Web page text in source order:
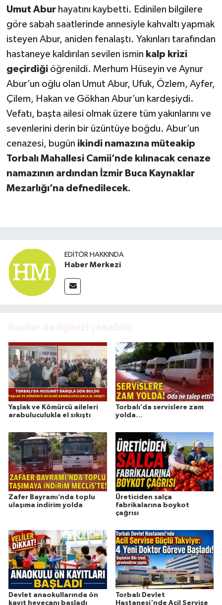
Umut Aburhayatını kaybetti. Edinilen bilgilere
göre sabah saatlerinde annesiyle kahvaltı yapmak
isteyen Abur, aniden fenalaştı. Yakınları tarafından
hastaneye kaldırılan sevilen ismin kalp krizi
geçirdiğiöğrenildi. Merhum Hüseyin ve Aynur
Abur’un oğlu olan Umut Abur, Ufuk, Özlem, Ayfer,
Çilem, Hakan ve Gökhan Abur’un kardeşiydi.
Vefatı, başta ailesi olmak üzere tüm yakınlarını ve
sevenlerini derin bir üzüntüye boğdu. Abur’un
cenazesi, bugün ikindi namazına müteakip
Torbalı Mahallesi Camii’nde kılınacak cenaze
namazının ardından İzmir Buca Kaynaklar
Mezarlığı’na defnedilecek.
EDITÖR HAKKINDA
Haber Merkezi
Yaşlak ve Kömürcü aileleri
arabuluculukla el sıkıştı
Torbalı’da servislere zam
yolda…
Zafer Bayramı’nda toplu
ulaşıma indirim yolda
Üreticiden salça
fabrikalarına boykot
çağrısı
Devlet anaokullarında ön
kayıt heyecanı başladı
Torbalı Devlet
Hastanesi'nde Acil Servise